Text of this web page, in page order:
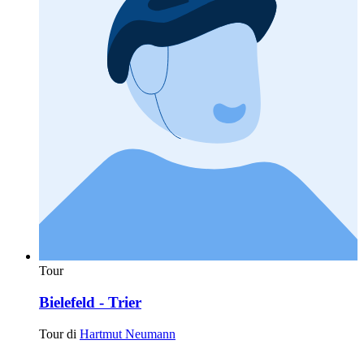
Tour
Bielefeld - Trier
Tour di Hartmut Neumann